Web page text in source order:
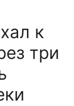
к
три